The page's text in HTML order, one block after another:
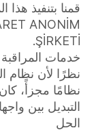
قمنا بتنفيذ
ANONİM
ŞİRKETİ.
خدمات المراقبة
نظرًا لأن نظام
نظامًا مجزأً،
التبديل بين
الحل